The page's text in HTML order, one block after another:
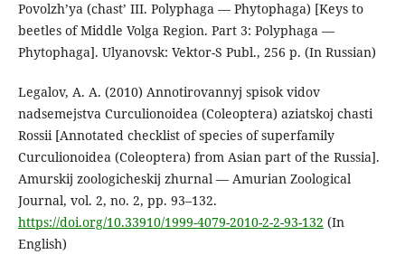
Povolzh’ya (chast’ III. Polyphaga — Phytophaga) [Keys to
beetles of Middle Volga Region. Part 3: Polyphaga —
Phytophaga]. Ulyanovsk: Vektor-S Publ., 256 p. (In Russian)
Legalov, A. A. (2010) Annotirovannyj spisok vidov
nadsemejstva Curculionoidea (Coleoptera) aziatskoj chasti
Rossii [Annotated checklist of species of superfamily
Curculionoidea (Coleoptera) from Asian part of the Russia].
Amurskij zoologicheskij zhurnal — Amurian Zoological
Journal, vol. 2, no. 2, pp. 93–132.
https://doi.org/10.33910/1999-4079-2010-2-2-93-132 (In
English)